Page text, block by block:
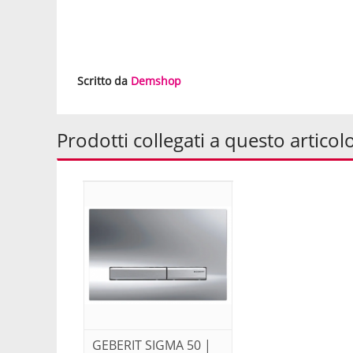
Scritto da Demshop
Prodotti collegati a questo
GEBERIT SIGMA 50 |